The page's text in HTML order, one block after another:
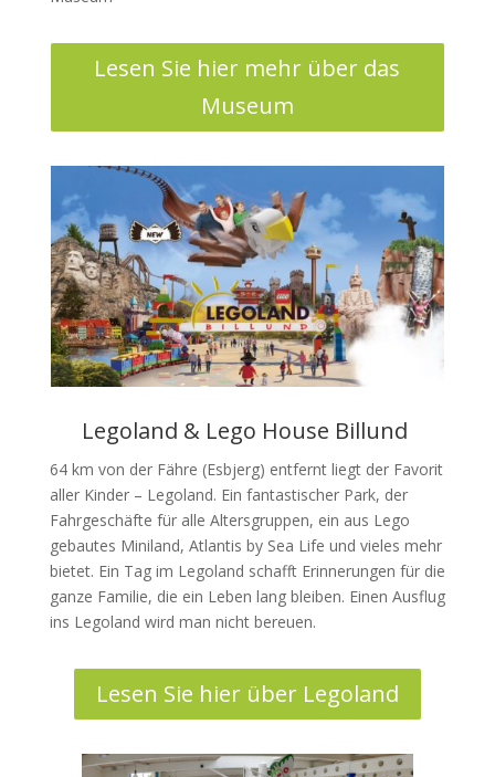
Lesen Sie hier mehr über das
Museum
Legoland & Lego House Billund
64 km von der Fähre (Esbjerg) entfernt liegt der Favorit
aller Kinder – Legoland. Ein fantastischer Park, der
Fahrgeschäfte für alle Altersgruppen, ein aus Lego
gebautes Miniland, Atlantis by Sea Life und vieles mehr
bietet. Ein Tag im Legoland schafft Erinnerungen für die
ganze Familie, die ein Leben lang bleiben. Einen Ausflug
ins Legoland wird man nicht bereuen.
Lesen Sie hier über Legoland